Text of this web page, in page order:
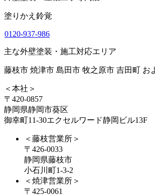
塗りかえ鈴覚
0120-937-986
主な外壁塗装・施工対応エリア
藤枝市 焼津市 島田市 牧之原市 吉田町 お
＜本社＞
〒420-0857
静岡県静岡市葵区
御幸町11-30エクセルワード静岡ビル13F
＜藤枝営業所＞
〒426-0033
静岡県藤枝市
小石川町1-3-2
＜焼津営業所＞
〒425-0061